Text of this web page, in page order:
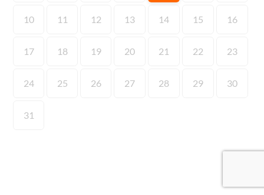
10 11 12 13 14 15 16
17 18 19 20 21 22 23
24 25 26 27 28 29 30
31